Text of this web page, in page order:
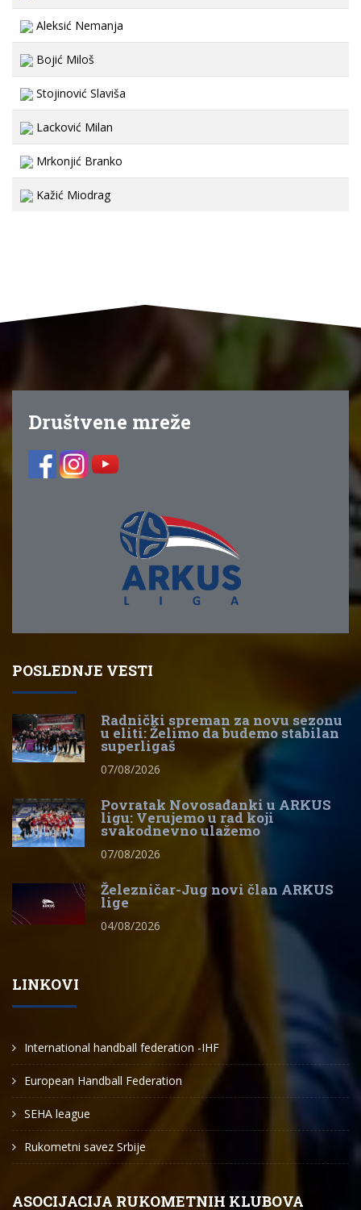
Aleksić Nemanja
Bojić Miloš
Stojinović Slaviša
Lacković Milan
Mrkonjić Branko
Kažić Miodrag
Društvene mreže
POSLEDNJE VESTI
Radnički spreman za novu sezonu
u eliti: Želimo da budemo stabilan
superligaš
07/08/2026
Povratak Novosađanki u ARKUS
ligu: Verujemo u rad koji
svakodnevno ulažemo
07/08/2026
Železničar-Jug novi član ARKUS
lige
04/08/2026
LINKOVI
International handball federation -IHF
European Handball Federation
SEHA league
Rukometni savez Srbije
ASOCIJACIJA RUKOMETNIH KLUBOVA